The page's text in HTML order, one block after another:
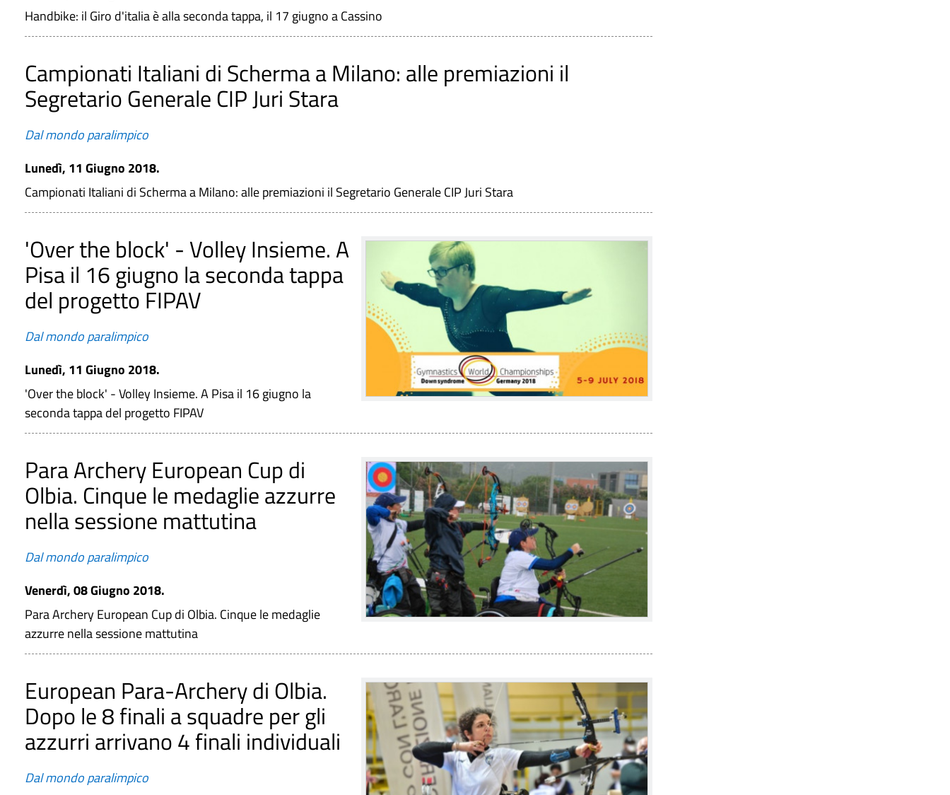
Handbike: il Giro d'italia è alla seconda tappa, il 17 giugno a Cassino
Campionati Italiani di Scherma a Milano: alle premiazioni il
Segretario Generale CIP Juri Stara
Dal mondo paralimpico
Lunedì, 11 Giugno 2018.
Campionati Italiani di Scherma a Milano: alle premiazioni il Segretario Generale CIP Juri Stara
'Over the block' - Volley Insieme. A
Pisa il 16 giugno la seconda tappa
del progetto FIPAV
Dal mondo paralimpico
Lunedì, 11 Giugno 2018.
'Over the block' - Volley Insieme. A Pisa il 16 giugno la
seconda tappa del progetto FIPAV
Para Archery European Cup di
Olbia. Cinque le medaglie azzurre
nella sessione mattutina
Dal mondo paralimpico
Venerdì, 08 Giugno 2018.
Para Archery European Cup di Olbia. Cinque le medaglie
azzurre nella sessione mattutina
European Para-Archery di Olbia.
Dopo le 8 finali a squadre per gli
azzurri arrivano 4 finali individuali
Dal mondo paralimpico